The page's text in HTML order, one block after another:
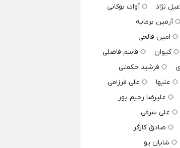
نژاد
آوات بوکانی
آرمین برمایه
امین فالجی
کیوان
قاسم فاضلی
فرشید حکمتی
علیها
علی فرزامی
علیرضا رحیم پور
علی شرفی
صادق کارگر
شایان یو